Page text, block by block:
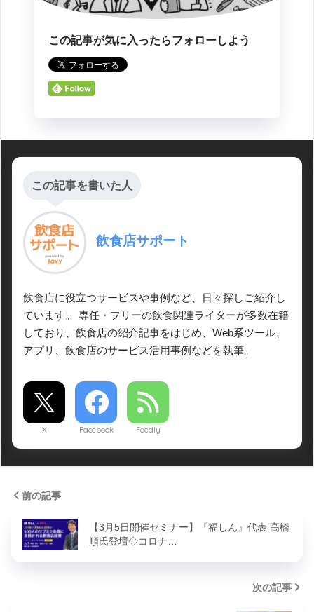
この記事が気に入ったらフォローしよう
この記事を書いた人
飲食店サポート
飲食店に役立つサービスや事例など、日々探しご紹介し
ています。 専任・フリーの飲食関連ライターが多数在籍
しており、飲食店の紹介記事をはじめ、Web系ツール、
アプリ、飲食店のサービス活用事例などを執筆。
X Facebook Feedly
前の記事
【3月5日開催セミナー】『福しん』代表 高橋
順氏登壇◇コロナ…
次の記事